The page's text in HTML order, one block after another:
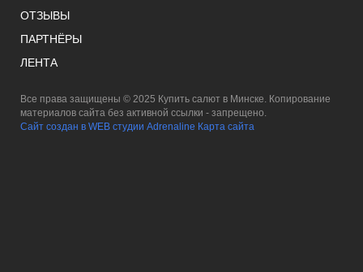
ОТЗЫВЫ
ПАРТНЁРЫ
ЛЕНТА
Все права защищены © 2025 Купить салют в Минске. Копирование
материалов сайта без активной ссылки - запрещено.
Сайт создан в WEB студии Adrenaline Карта сайта